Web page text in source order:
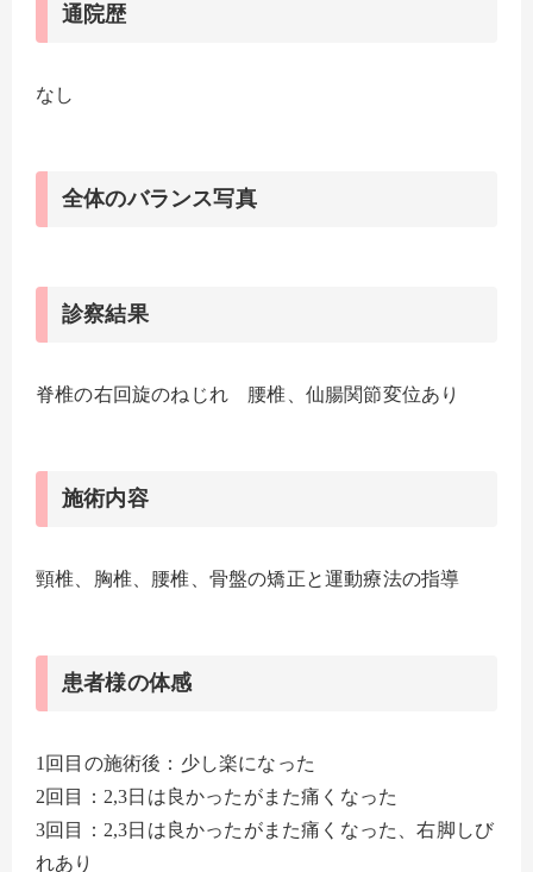
通院歴
なし
全体のバランス写真
診察結果
脊椎の右回旋のねじれ 腰椎、仙腸関節変位あり
施術内容
頸椎、胸椎、腰椎、骨盤の矯正と運動療法の指導
患者様の体感
1回目の施術後：少し楽になった
2回目：2,3日は良かったがまた痛くなった
3回目：2,3日は良かったがまた痛くなった、右脚しび
れあり